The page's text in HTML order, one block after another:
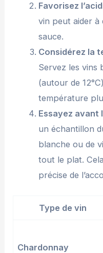
Favorisez
vin peut aider à
sauce.
Considérez la
Servez les vins
(autour de
température
Essayez avant
un échantillon
blanche ou de
tout le plat.
précise de
Type de vin
Chardonnay